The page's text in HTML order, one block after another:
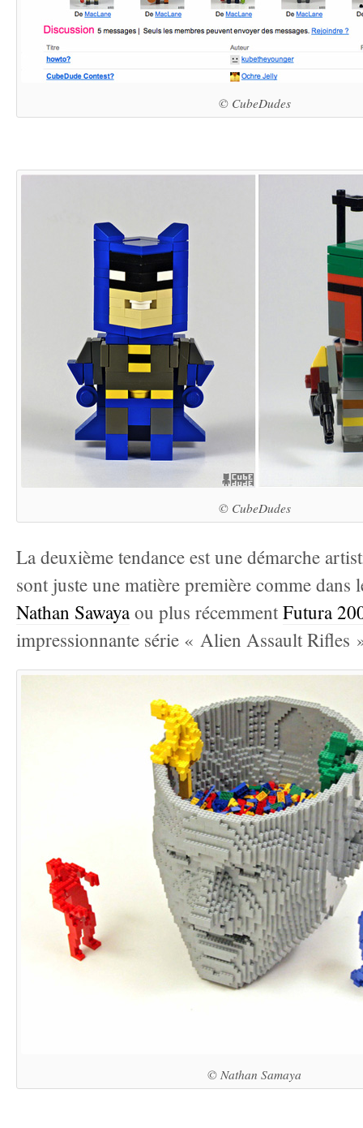
© CubeDudes
© CubeDudes
La deuxième tendance est une démarche
sont juste une matière première comme dans
Nathan Sawayaou plus récemmentFutura
impressionnante série « Alien Assault Rifles
© Nathan Samaya